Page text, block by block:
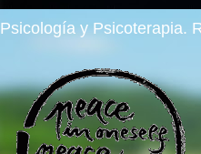
Psicología y Psicoterapia.